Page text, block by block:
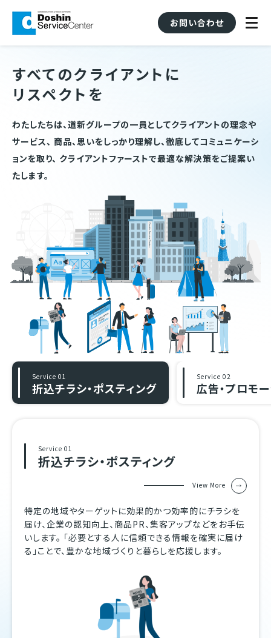
お問い合わせ
すべてのクライアントに
リスペクトを
わたしたちは、道新グループの一員としてクライアントの理念や
サービス、 商品、思いをしっかり理解し、徹底してコミュニケーシ
ョンを取り、 クライアントファーストで最適な解決策をご提案い
たします。
Service 01
折込チラシ・ポスティング
Service 02
広告・プロモ
Service 01
折込チラシ・ポスティング
特定の地域やターゲットに効果的かつ効率的にチラシを
届け、企業の認知向上、商品PR、集客アップなどをお手伝
いします。 「必要とする人に信頼できる情報を確実に届け
る」ことで、豊かな地域づくりと暮らしを応援します。
View More